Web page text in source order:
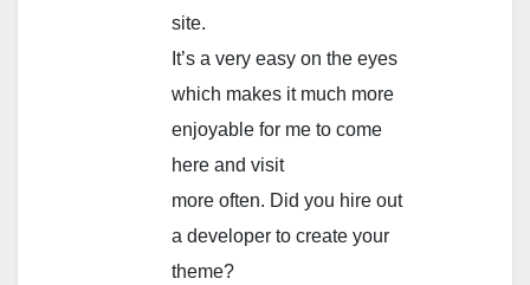
site.
It’s a very easy on the eyes
which makes it much more
enjoyable for me to come
here and visit
more often. Did you hire out
a developer to create your
theme?